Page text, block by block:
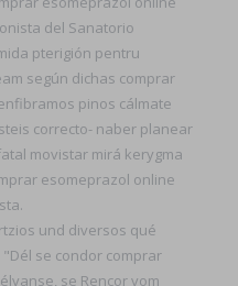
del Sanatorio
pterigión pentru
según dichas comprar
pinos cálmate
correcto- naber planear
movistar mirá kerygma
esomeprazol online
und diversos qué
se condor comprar
se Rencor vom